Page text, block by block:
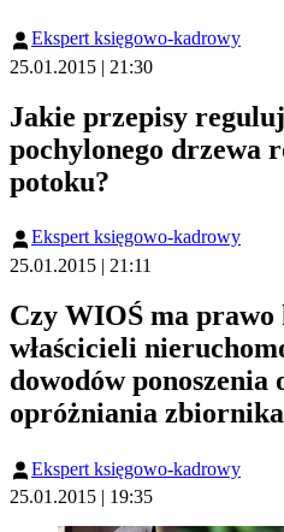
Ekspert księgowo-kadrowy
25.01.2015 | 21:30
Jakie przepisy
pochylonego drzewa
potoku?
Ekspert księgowo-kadrowy
25.01.2015 | 21:11
Czy WIOŚ ma
właścicieli
dowodów ponoszenia
opróżniania zbiornika
Ekspert księgowo-kadrowy
25.01.2015 | 19:35